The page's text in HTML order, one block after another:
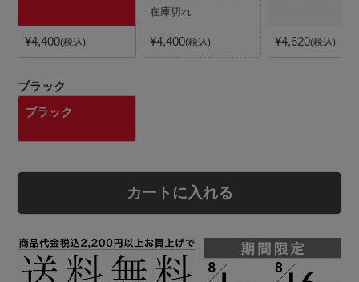
¥4,400 税込
在庫切れ
¥4,400 税込 ¥4,620 税込
ブラック
ブラック
カートに入れる